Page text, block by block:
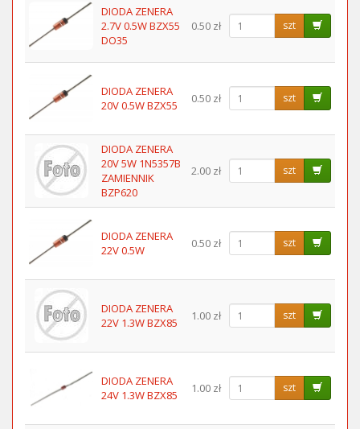
DIODA ZENERA
2.7V 0.5W BZX55
DO35
0.50 zł szt
DIODA ZENERA
20V 0.5W BZX55
0.50 zł szt
DIODA ZENERA
20V 5W 1N5357B
ZAMIENNIK
BZP620
2.00 zł szt
DIODA ZENERA
22V 0.5W
0.50 zł szt
DIODA ZENERA
22V 1.3W BZX85
1.00 zł szt
DIODA ZENERA
24V 1.3W BZX85
1.00 zł szt